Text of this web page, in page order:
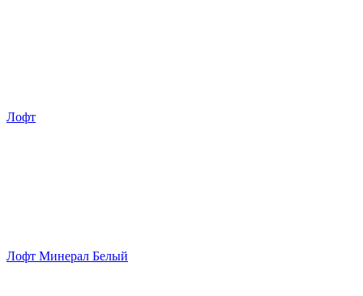
Лофт
Лофт Минерал Белый